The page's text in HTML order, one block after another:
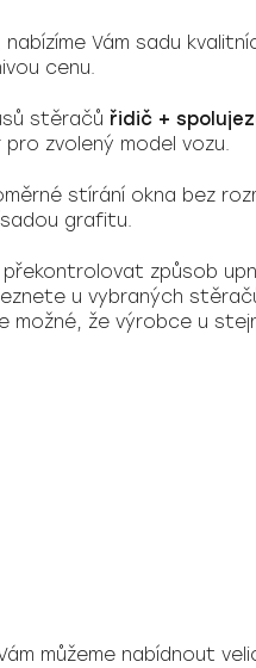
Vám sadu
cenu.
stěračů řidič +
zvolený model vozu.
stírání okna bez
grafitu.
překontrolovat způsob
u vybraných
možné, že výrobce u
můžeme nabídnout